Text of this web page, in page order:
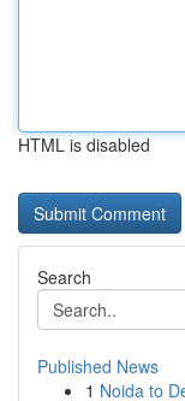
HTML is disabled
Search
Published News
1 Noida to